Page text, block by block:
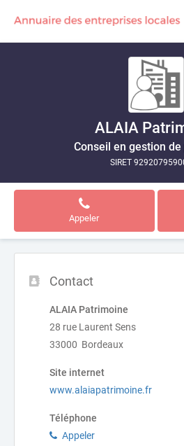
ALAIA
Conseil en gestion
SIRET
Appeler
Contact
ALAIA Patrimoine
28 rue Laurent Sens
33000 Bordeaux
Site internet
www.alaiapatrimoine.fr
Téléphone
Appeler